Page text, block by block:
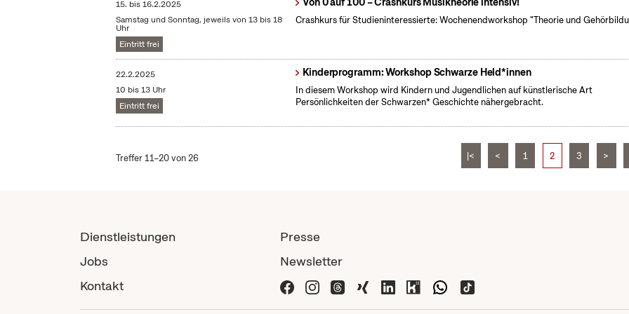
15. bis16.2.2025
Samstag und Sonntag, jeweils von 13 bis 18
Uhr
Eintritt frei
Crashkurs für Studieninteressierte: Wochenendworkshop "Theorie und
22.2.2025
10 bis 13 Uhr
Eintritt frei
Kinderprogramm: Workshop Schwarze Held*innen
In diesem Workshop wird Kindern und Jugendlichen auf künstlerische Art
Persönlichkeiten der Schwarzen* Geschichte nähergebracht.
Treffer 11–20 von 26 |< < 1 2 3 >
Dienstleistungen
Jobs
Kontakt
Presse
Newsletter